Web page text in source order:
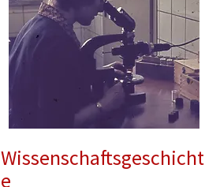
Wissenschaftsgeschicht
e